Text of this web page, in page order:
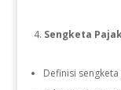
Sengketa
Definisi